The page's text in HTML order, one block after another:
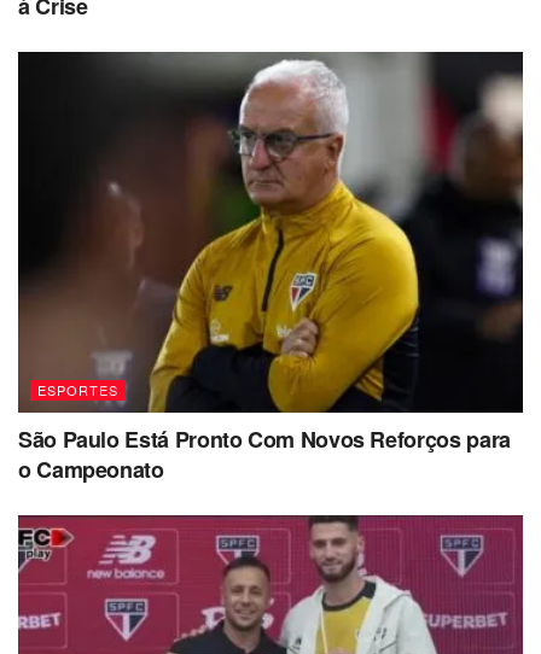
ESPORTES
São Paulo Está Pronto Com Novos Reforços para
o Campeonato